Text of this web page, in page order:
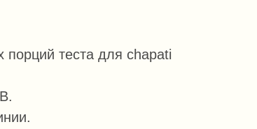
теста для chapati